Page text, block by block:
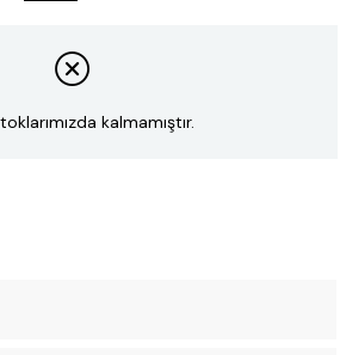
kalmamıştır.